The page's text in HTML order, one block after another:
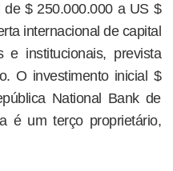
$ 250.000.000 a US $
internacional de capital
e institucionais, prevista
O investimento inicial $
National Bank de
é um terço proprietário,